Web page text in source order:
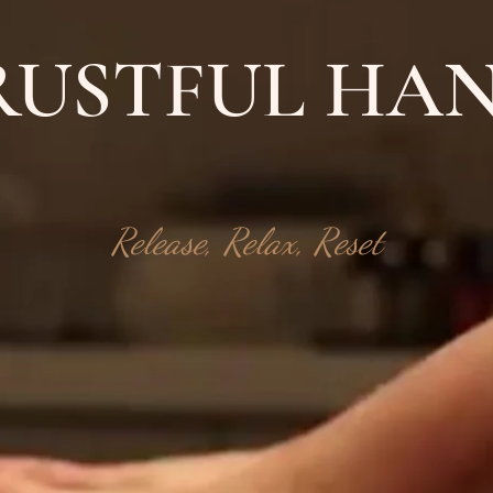
Release, Relax, Reset